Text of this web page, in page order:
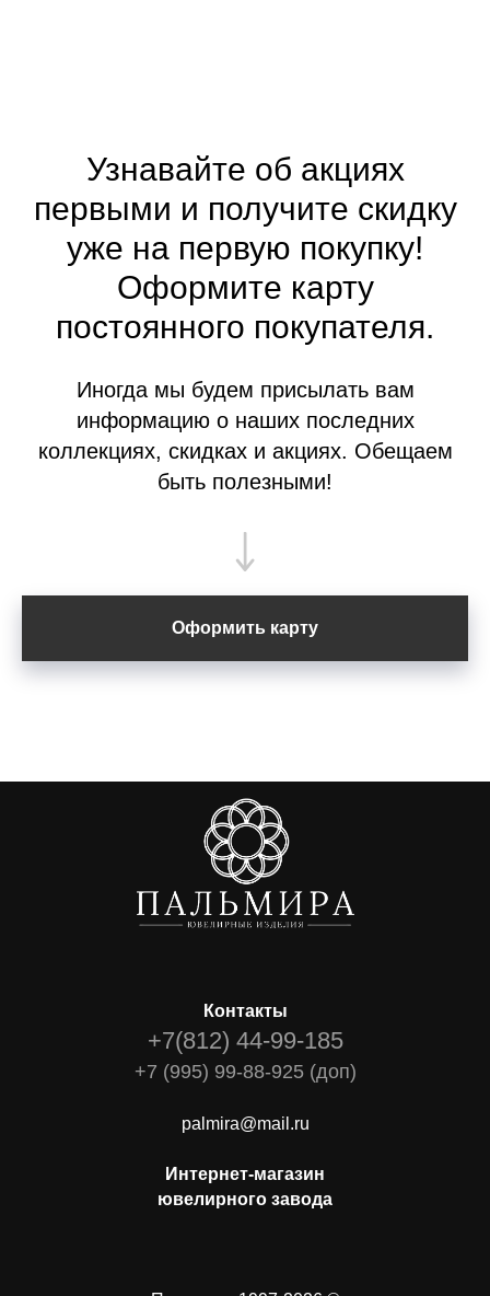
Узнавайте об акциях
первыми и получите скидку
уже на первую покупку!
Оформите карту
постоянного покупателя.
Иногда мы будем присылать вам
информацию о наших последних
коллекциях, скидках и акциях. Обещаем
быть полезными!
Оформить карту
Контакты
+7(812) 44-99-185
+7 (995) 99-88-925 (доп)
palmira@mail.ru
Интернет-магазин
ювелирного завода